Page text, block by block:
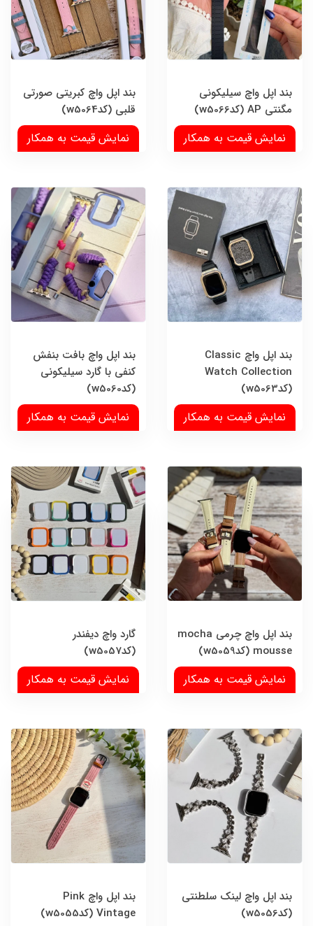
بند اپل واچ سیلیکونی
مگنتی AP (کدw5066)
نمایش قیمت به همکار
بند اپل واچ کبریتی صورتی
قلبی (کدw5064)
نمایش قیمت به همکار
بند اپل واچ Classic
Watch Collection
(کدw5063)
نمایش قیمت به همکار
بند اپل واچ بافت بنفش
کنفی با گارد سیلیکونی
(کدw5060)
نمایش قیمت به همکار
بند اپل واچ چرمی mocha
mousse (کدw5059)
نمایش قیمت به همکار
گارد واچ دیفندر
(کدw5057)
نمایش قیمت به همکار
بند اپل واچ لینک سلطنتی
(کدw5056)
بند اپل واچ Pink
Vintage (کدw5055)